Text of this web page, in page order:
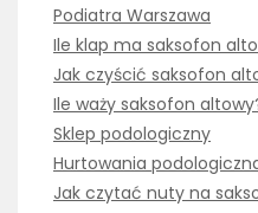
Podiatra Warszawa
Ile klap ma saksofon
Jak czyścić saksofon
Ile waży saksofon
Sklep podologiczny
Hurtowania
Jak czytać nuty na